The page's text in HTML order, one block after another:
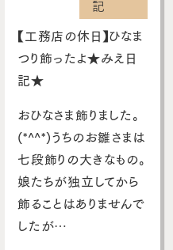
モデルハウス
お客さまの声
お問い合わせ・資料請求
採用情報
記
【工務店の休日】ひなま
つり飾ったよ★みえ日
記★
おひなさま飾りました。
(*^^*)うちのお雛さまは
七段飾りの大きなもの。
娘たちが独立してから
飾ることはありませんで
したが…